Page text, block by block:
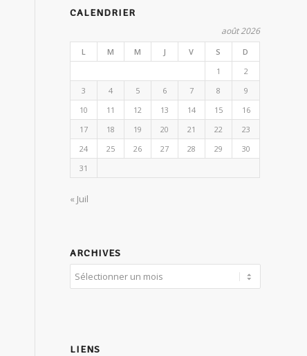
CALENDRIER
août 2026
L M M J V S
D
1
2
3
4 5 6 7 8
9
10
11 12 13 14 15
16
17
18 19 20 21 22
23
24
25 26 27 28 29
30
31
« Juil
ARCHIVES
LIENS